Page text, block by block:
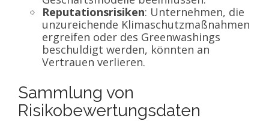
Reputationsrisiken: Unternehmen, die
unzureichende Klimaschutzmaßnahmen
ergreifen oder des Greenwashings
beschuldigt werden, könnten an
Vertrauen verlieren.
Sammlung von
Risikobewertungsdaten